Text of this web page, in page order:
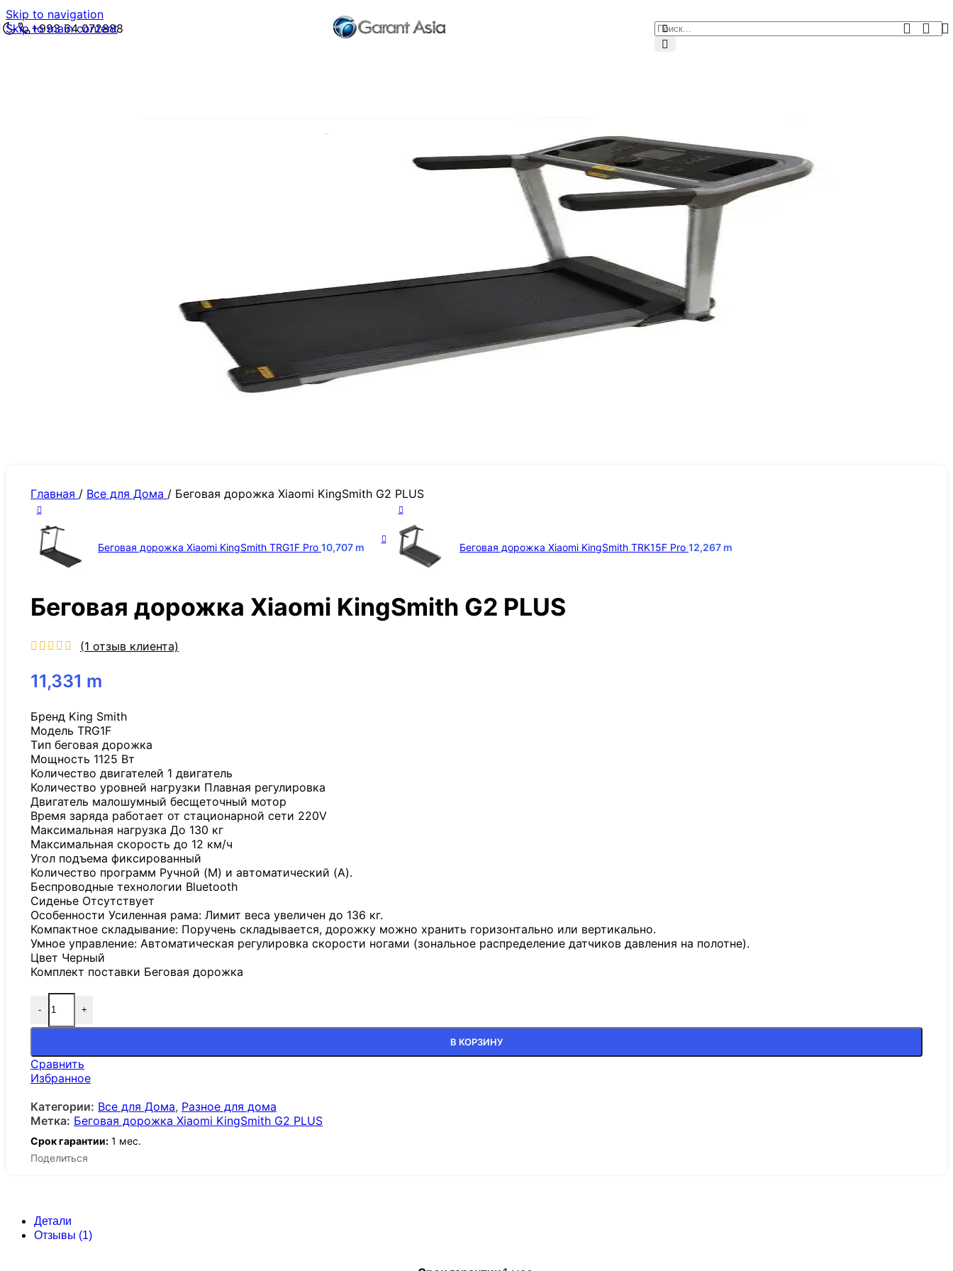
Skip to navigation
Skip to main content
+993 64 072888
Главная / Все для Дома / Беговая дорожка Xiaomi KingSmith G2 PLUS
Беговая дорожка Xiaomi KingSmith TRG1F Pro 10,707 m Беговая дорожка Xiaomi KingSmith TRK15F Pro 12,267 m
Беговая дорожка Xiaomi KingSmith G2 PLUS
(1 отзыв клиента)
11,331 m
Бренд King Smith
Модель TRG1F
Tип беговая дорожка
Мощность 1125 Вт
Количество двигателей 1 двигатель
Количество уровней нагрузки Плавная регулировка
Двигатель малошумный бесщеточный мотор
Время заряда работает от стационарной сети 220V
Максимальная нагрузка До 130 кг
Максимальная скорость до 12 км/ч
Угол подъема фиксированный
Количество программ Ручной (M) и автоматический (A).
Беспроводные технологии Bluetooth
Сиденье Отсутствует
Особенности Усиленная рама: Лимит веса увеличен до 136 кг.
Компактное складывание: Поручень складывается, дорожку можно хранить горизонтально или вертикально.
Умное управление: Автоматическая регулировка скорости ногами (зональное распределение датчиков давления на полотне).
Цвет Черный
Комплект поставки Беговая дорожка
- +
В КОРЗИНУ
Сравнить
Избранное
Категории: Все для Дома, Разное для дома
Метка: Беговая дорожка Xiaomi KingSmith G2 PLUS
Срок гарантии: 1 мес.
Поделиться
Детали
Отзывы (1)